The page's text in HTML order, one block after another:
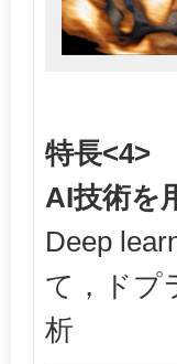
特長<4>
AI技術を
Deep
て，ドプ
析